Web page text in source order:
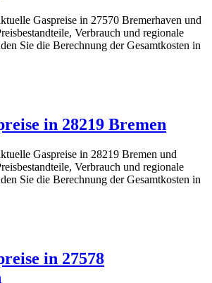
Gaspreise in 27570 Bremerhaven und
Verbrauch und regionale
Sie die Berechnung der Gesamtkosten in
in 28219 Bremen
Gaspreise in 28219 Bremen und
Verbrauch und regionale
Sie die Berechnung der Gesamtkosten in
in 27578